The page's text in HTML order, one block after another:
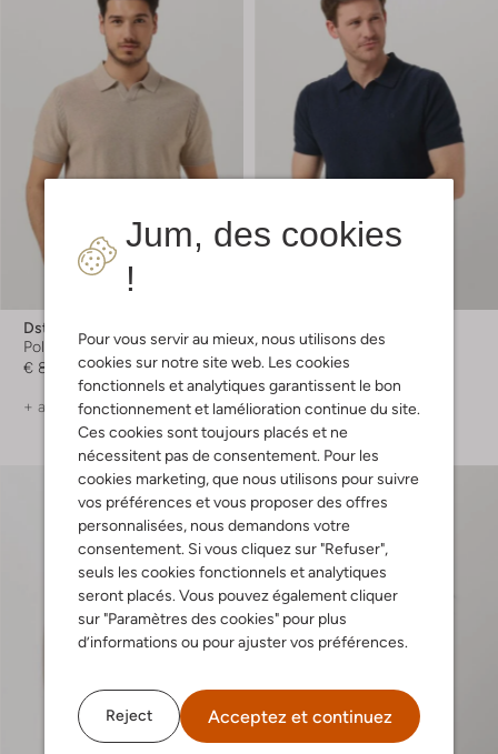
Jum, des cookies
!
Pour vous servir au mieux, nous utilisons des
cookies sur notre site web. Les cookies
fonctionnels et analytiques garantissent le bon
fonctionnement et lamélioration continue du site.
Ces cookies sont toujours placés et ne
nécessitent pas de consentement. Pour les
cookies marketing, que nous utilisons pour suivre
vos préférences et vous proposer des offres
personnalisées, nous demandons votre
consentement. Si vous cliquez sur "Refuser",
seuls les cookies fonctionnels et analytiques
seront placés. Vous pouvez également cliquer
sur "Paramètres des cookies" pour plus
d’informations ou pour ajuster vos préférences.
Reject Acceptez et continuez
Dstrezzed
Polo
€ 89,99
+ autre couleurs
Polo
€ 89,99
+ autre couleurs